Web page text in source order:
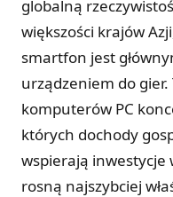
globalną
większości krajów
smartfon jest
urządzeniem do
komputerów PC
których dochody
wspierają inwestycje
rosną najszybciej